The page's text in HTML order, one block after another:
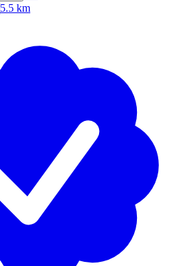
5.5 km